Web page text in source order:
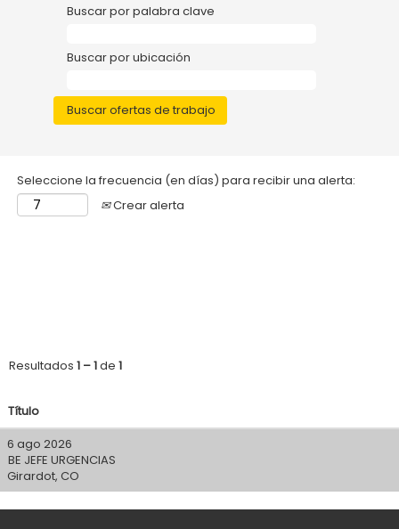
Buscar por palabra clave
Buscar por ubicación
Seleccione la frecuencia (en días) para recibir una alerta:
Crear alerta
Resultados 1 – 1de 1
Título
6 ago 2026
BE JEFE URGENCIAS
Girardot, CO